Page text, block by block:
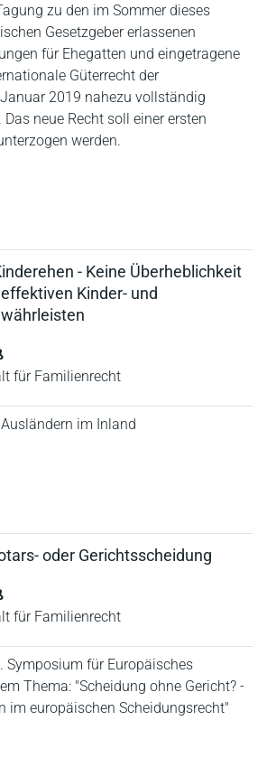
zu den im Sommer dieses
Gesetzgeber erlassenen
für Ehegatten und eingetragene
Güterrecht der
2019 nahezu vollständig
neue Recht soll einer ersten
werden.
- Keine Überheblichkeit
Kinder- und
für Familienrecht
im Inland
oder Gerichtsscheidung
für Familienrecht
Symposium für Europäisches
Thema: "Scheidung ohne Gericht? -
im europäischen Scheidungsrecht"